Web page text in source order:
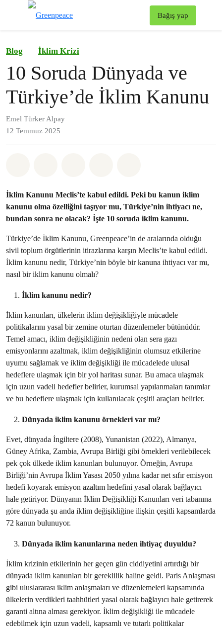
Bağış yap
Blog İklim Krizi
10 Soruda Dünyada ve
Türkiye’de İklim Kanunu
Emel Türker Alpay
12 Temmuz 2025
İklim Kanunu Meclis’te kabul edildi. Peki bu kanun iklim
kanunu olma özelliğini taşıyor mu, Türkiye’nin ihtiyacı ne,
bundan sonra ne olacak? İşte 10 soruda iklim kanunu.
Türkiye’de İklim Kanunu, Greenpeace’in de aralarında olduğu
sivil toplum örgütlerinin itirazlarına karşın Meclis’te kabul edildi.
İklim kanunu nedir, Türkiye’nin böyle bir kanuna ihtiyacı var mı,
nasıl bir iklim kanunu olmalı?
İklim kanunu nedir?
İklim kanunları, ülkelerin iklim değişikliğiyle mücadele
politikalarını yasal bir zemine oturtan düzenlemeler bütünüdür.
Temel amacı, iklim değişikliğinin nedeni olan sera gazı
emisyonlarını azaltmak, iklim değişikliğinin olumsuz etkilerine
uyumu sağlamak ve iklim değişikliği ile mücadelede ulusal
hedeflere ulaşmak için bir yol haritası sunar. Bu amaca ulaşmak
için uzun vadeli hedefler belirler, kurumsal yapılanmaları tanımlar
ve bu hedeflere ulaşmak için kullanılacak çeşitli araçları belirler.
Dünyada iklim kanunu örnekleri var mı?
Evet, dünyada İngiltere (2008), Yunanistan (2022), Almanya,
Güney Afrika, Zambia, Avrupa Birliği gibi örnekleri verilebilecek
pek çok ülkede iklim kanunları bulunuyor. Örneğin, Avrupa
Birliği’nin Avrupa İklim Yasası 2050 yılına kadar net sıfır emisyon
hedefi koyarak emisyon azaltım hedefini yasal olarak bağlayıcı
hale getiriyor. Dünyanın İklim Değişikliği Kanunları veri tabanına
göre dünyada şu anda iklim değişikliğine ilişkin çeşitli kapsamlarda
72 kanun bulunuyor.
Dünyada iklim kanunlarına neden ihtiyaç duyuldu?
İklim krizinin etkilerinin her geçen gün ciddiyetini artırdığı bir
dünyada iklim kanunları bir gereklilik haline geldi. Paris Anlaşması
gibi uluslararası iklim anlaşmaları ve düzenlemeleri kapsamında
ülkelerin verdikleri taahhütleri yasal olarak bağlayıcı hale getirerek
garanti altına alması gerekiyor. İklim değişikliği ile mücadele
edebilmek için uzun vadeli, kapsamlı ve tutarlı politikalar